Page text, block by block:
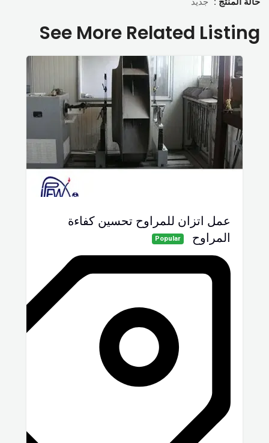
See More Related Listing
عمل اتزان للمراوح تحسين كفاءة
المراوح
Popular